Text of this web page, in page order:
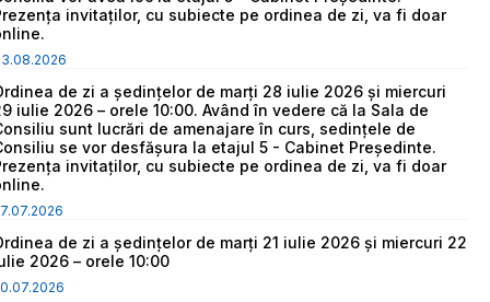
invitaților, cu subiecte pe ordinea de zi, va fi doar
de zi a ședințelor de marți 28 iulie 2026 și miercuri
iulie 2026 – orele 10:00. Având în vedere că la Sala de
sunt lucrări de amenajare în curs, sedințele de
se vor desfășura la etajul 5 - Cabinet Președinte.
invitaților, cu subiecte pe ordinea de zi, va fi doar
de zi a ședințelor de marți 21 iulie 2026 și miercuri 22
2026 – orele 10:00